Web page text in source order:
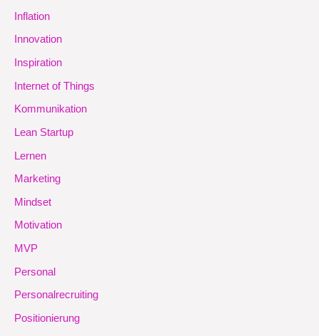
Inflation
Innovation
Inspiration
Internet of Things
Kommunikation
Lean Startup
Lernen
Marketing
Mindset
Motivation
MVP
Personal
Personalrecruiting
Positionierung